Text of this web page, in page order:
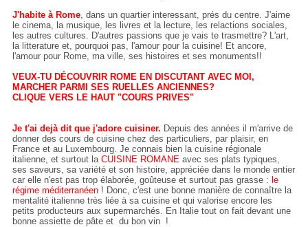
J'habite à Rome, dans un quartier interessant, prés du centre. J'aime
le cinema, la musique, les livres et la lecture, les relactions sociales,
les autres cultures. D'autres passions que je vais te trasmettre? L'art,
la litterature et, pourquoi pas, l'amour pour la cuisine! Et ancore,
l'amour pour Rome, ma ville, ses histoires et ses monuments!!
VEUX-TU DÉCOUVRIR ROME EN DISCUTANT AVEC MOI,
MARCHER PARMI SES RUELLES ANCIENNES?
CLIQUE VERS LE HAUT "COURS PRIVES"
Je t'ai dejà dit que j'adore cuisiner. Depuis des années il m'arrive de
donner des cours de cuisine chez des particuliers, par plaisir, en
France et au Luxembourg. Je connais bien la cuisine régionale
italienne, et surtout la CUISINE ROMANEavec ses plats typiques,
ses saveurs, sa variété et son histoire, appréciée dans le monde entier
car elle n'est pas trop élaborée, goûteuse et surtout pas grasse : le
régime méditerranéen! Donc, c'est une bonne manière de connaître la
mentalité italienne très liée à sa cuisine et qui valorise encore les
petits producteurs aux supermarchés. En Italie tout on fait devant une
bonne assiette de pâte et du bon vin !